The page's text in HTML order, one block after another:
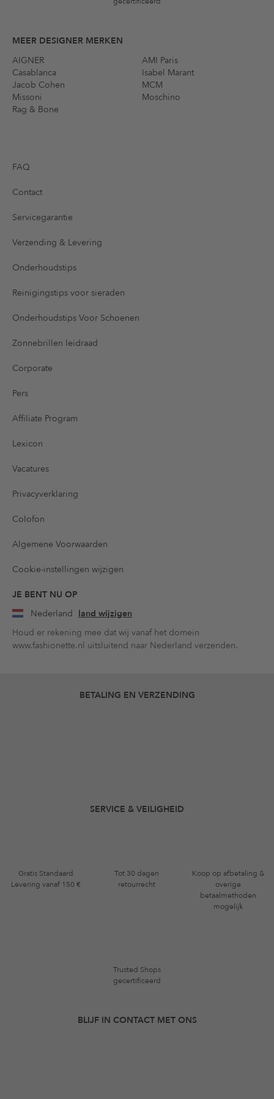
MEER DESIGNER MERKEN
AIGNER
AMI Paris
Casablanca
Isabel Marant
Jacob Cohen
MCM
Missoni
Moschino
Rag & Bone
FAQ
Contact
Servicegarantie
Verzending & Levering
Onderhoudstips
Reinigingstips voor sieraden
Onderhoudstips Voor Schoenen
Zonnebrillen leidraad
Corporate
Pers
Affiliate Program
Lexicon
Vacatures
Privacyverklaring
Colofon
Algemene Voorwaarden
Cookie-instellingen wijzigen
JE BENT NU OP
Nederland land wijzigen
Houd er rekening mee dat wij vanaf het domein
www.fashionette.nl uitsluitend naar Nederland verzenden.
BETALING EN VERZENDING
SERVICE & VEILIGHEID
Gratis Standaard
Levering vanaf 150 €
Tot 30 dagen
retourrecht
Koop op afbetaling &
overige
betaalmethoden
mogelijk
Trusted Shops
gecertificeerd
BLIJF IN CONTACT MET ONS